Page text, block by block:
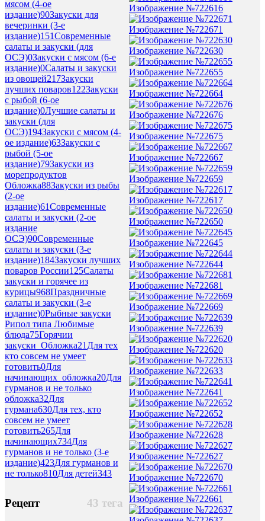
мясом (4-ое
издание)90Закуски для
вечеринки (3-е
издание)151Современные
салаты и закуски (для
ОСЭ)0Закуски с мясом (6-е
издание)0Салаты и закуски
из овощей217Закуски
лучших поваров122Закуски
с рыбой (6-ое
издание)0Лучшие салаты и
закуски (для
ОСЭ)194Закуски с мясом (4-
ое издание)63Закуски с
рыбой (5-ое
издание)79Закуски из
морепродуктов
Обложка88Закуски из рыбы
(2-ое
издание)61Современные
салаты и закуски (2-ое
издание
ОСЭ)90Современные
салаты и закуски (3-е
издание)184Закуски лучших
поваров России125Салаты
закуски и горячее из
курицы968Праздничные
салаты и закуски (3-е
издание)0Рыбные закуски
Рипол типа Любимые
блюда75Горячии
закуски_Обложка21Для тех
кто совсем не умеет
готовить0Для
начинающих_обложка20Для
гурманов и не только
обложка32Для
гурмана630Для тех, кто
совсем не умеет
готовить265Для
начинающих734Для
гурманов и не только (3-е
издание)423Для гурманов и
не только810Для детей343
43 тега
Рецепт
Изображение №722616
Изображение №722671
Изображение №722630
Изображение №722655
Изображение №722664
Изображение №722676
Изображение №722675
Изображение №722667
Изображение №722659
Изображение №722617
Изображение №722650
Изображение №722645
Изображение №722644
Изображение №722681
Изображение №722669
Изображение №722639
Изображение №722620
Изображение №722633
Изображение №722641
Изображение №722652
Изображение №722628
Изображение №722627
Изображение №722670
Изображение №722661